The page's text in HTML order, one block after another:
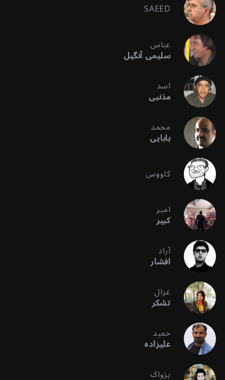
SAEED
عباس
سلیمی آنگیل
اسد
مذنبی
محمد
بابایی
کاووس
امیر
کبیر
آراد
افشار
غزال
تشکر
حمید
علیزاده
پژواک